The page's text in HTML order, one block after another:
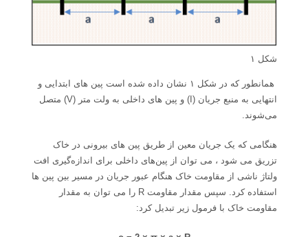
شکل ۱
همانطور که در شکل ۱ نشان داده شده است پین های ابتدایی و
انتهایی به منبع جریان (I) و پین های داخلی به ولت متر (V) متصل
می‌شوند.
هنگامی که یک جریان معین از طریق پین های بیرونی در خاک
تزریق می شود ، می توان از پین‌های داخلی برای اندازه‌گیری افت
ولتاژ ناشی از مقاومت خاک هنگام عبور جریان در مسیر بین پین ها
استفاده کرد. سپس مقدار مقاومت R را می توان به مقدار
مقاومت خاک با فرمول زیر تبدیل کرد: